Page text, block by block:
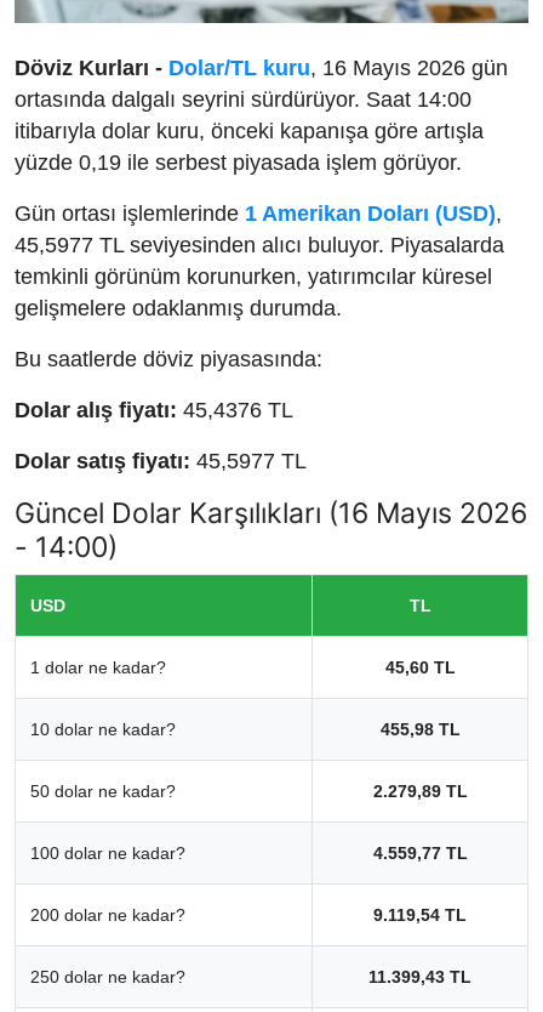
Döviz Kurları - Dolar/TL kuru, 16 Mayıs 2026 gün
ortasında dalgalı seyrini sürdürüyor. Saat 14:00
itibarıyla dolar kuru, önceki kapanışa göre artışla
yüzde 0,19 ile serbest piyasada işlem görüyor.
Gün ortası işlemlerinde 1 Amerikan Doları (USD),
45,5977 TL seviyesinden alıcı buluyor. Piyasalarda
temkinli görünüm korunurken, yatırımcılar küresel
gelişmelere odaklanmış durumda.
Bu saatlerde döviz piyasasında:
Dolar alış fiyatı: 45,4376 TL
Dolar satış fiyatı: 45,5977 TL
Güncel Dolar Karşılıkları (16 Mayıs 2026
- 14:00)
USD TL
1 dolar ne kadar? 45,60 TL
10 dolar ne kadar? 455,98 TL
50 dolar ne kadar? 2.279,89 TL
100 dolar ne kadar? 4.559,77 TL
200 dolar ne kadar? 9.119,54 TL
250 dolar ne kadar? 11.399,43 TL